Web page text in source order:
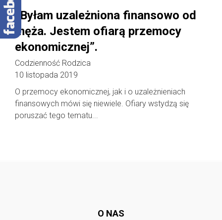
„Byłam uzależniona finansowo od
męża. Jestem ofiarą przemocy
ekonomicznej”.
Codzienność Rodzica
10 listopada 2019
O przemocy ekonomicznej, jak i o uzależnieniach
finansowych mówi się niewiele. Ofiary wstydzą się
poruszać tego tematu...
O NAS